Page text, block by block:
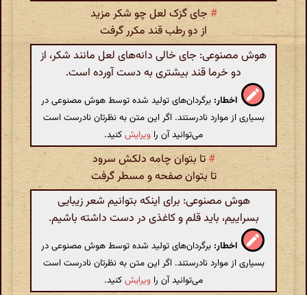
# جای گزک لعل چو شکر مزید
از دو رطب قند مکرر گرفت
هوش مصنوعی: جای خالی دانه‌های لعل مانند شکر، از
دو خرما قند بیشتری به دست آورده است.
اخطار: برگردان‌های تولید شده توسط هوش مصنوعی در
بسیاری از موارد نادرستند. اگر این متن به نظرتان نادرست است
می‌توانید آن را ویرایشکنید.
#تا بتوان چامه دلکش سرود
تا بتوان صفحه و مسطر گرفت
هوش مصنوعی: برای اینکه بتوانیم شعر زیبایی
بسراییم، باید قلم و کاغذی در دست داشته باشیم.
اخطار: برگردان‌های تولید شده توسط هوش مصنوعی در
بسیاری از موارد نادرستند. اگر این متن به نظرتان نادرست است
می‌توانید آن را ویرایشکنید.